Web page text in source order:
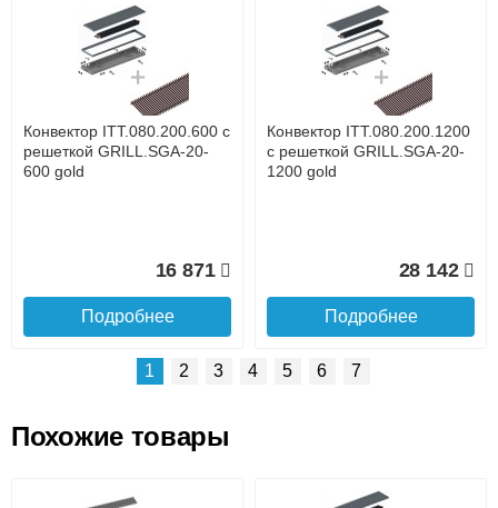
Доставка сантехники по Москве и Московской области
Наличный расчёт
Банковской картой на сайте в режиме реального
времени
Банковской картой при получении товара как при
доставке, так и самовывозом
Интернет-деньгами (Yandex-деньги, Web-money,
Qiwi-кошельки и другие).
Безналичный расчёт (возможно и с НДС)
Конвектор ITT.080.200.600 с
решеткой GRILL.SGA-20-
600 gold
16 871
Подробнее
Конвектор ITT.080.200.1200
с решеткой GRILL.SGA-20-
1200 gold
28 142
Подробнее
Конвектор ITT.080.200.1300 Конвектор ITT.080.200.1000
1 2 3 4 5 6 7
Похожие товары